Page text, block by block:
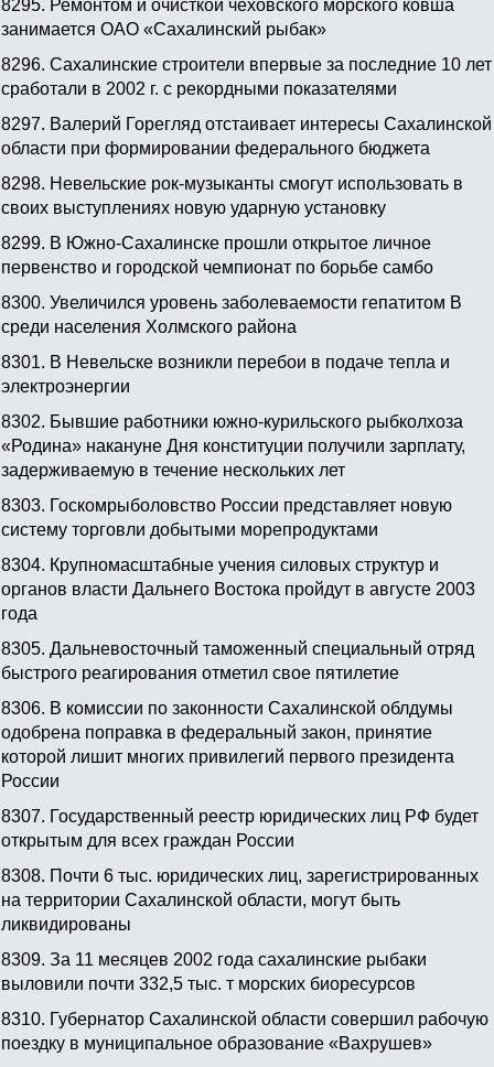
8295. Ремонтом и очисткой чеховского морского ковша
занимается ОАО «Сахалинский рыбак»
8296. Сахалинские строители впервые за последние 10 лет
сработали в 2002 г. с рекордными показателями
8297. Валерий Горегляд отстаивает интересы Сахалинской
области при формировании федерального бюджета
8298. Невельские рок-музыканты смогут использовать в
своих выступлениях новую ударную установку
8299. В Южно-Сахалинске прошли открытое личное
первенство и городской чемпионат по борьбе самбо
8300. Увеличился уровень заболеваемости гепатитом В
среди населения Холмского района
8301. В Невельске возникли перебои в подаче тепла и
электроэнергии
8302. Бывшие работники южно-курильского рыбколхоза
«Родина» накануне Дня конституции получили зарплату,
задерживаемую в течение нескольких лет
8303. Госкомрыболовство России представляет новую
систему торговли добытыми морепродуктами
8304. Крупномасштабные учения силовых структур и
органов власти Дальнего Востока пройдут в августе 2003
года
8305. Дальневосточный таможенный специальный отряд
быстрого реагирования отметил свое пятилетие
8306. В комиссии по законности Сахалинской облдумы
одобрена поправка в федеральный закон, принятие
которой лишит многих привилегий первого президента
России
8307. Государственный реестр юридических лиц РФ будет
открытым для всех граждан России
8308. Почти 6 тыс. юридических лиц, зарегистрированных
на территории Сахалинской области, могут быть
ликвидированы
8309. За 11 месяцев 2002 года сахалинские рыбаки
выловили почти 332,5 тыс. т морских биоресурсов
8310. Губернатор Сахалинской области совершил рабочую
поездку в муниципальное образование «Вахрушев»